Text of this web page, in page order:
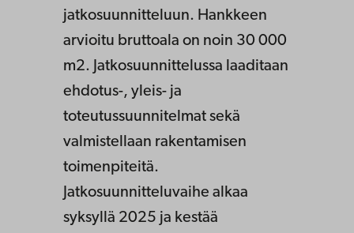
jatkosuunnitteluun. Hankkeen
arvioitu bruttoala on noin 30 000
m2. Jatkosuunnittelussa laaditaan
ehdotus-, yleis- ja
toteutussuunnitelmat sekä
valmistellaan rakentamisen
toimenpiteitä.
Jatkosuunnitteluvaihe alkaa
syksyllä 2025 ja kestää